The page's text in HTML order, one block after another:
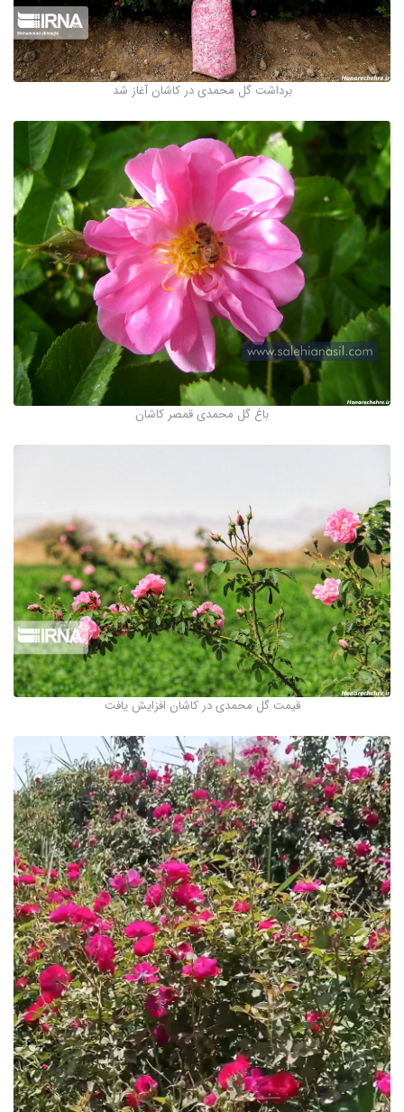
برداشت گل محمدی در کاشان آغاز شد
باغ گل محمدی قمصر کاشان
قیمت گل محمدی در کاشان افزایش یافت